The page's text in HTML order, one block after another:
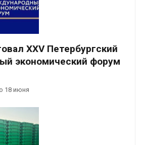
XXV Петербургский
экономический форум
18 июня